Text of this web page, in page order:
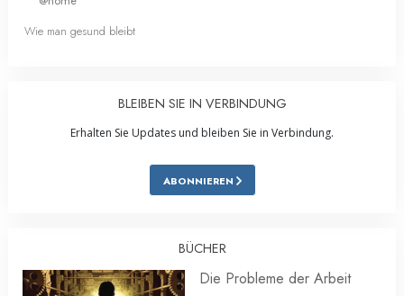
Wie man gesund bleibt
BLEIBEN SIE IN VERBINDUNG
Erhalten Sie Updates und bleiben Sie in Verbindung.
ABONNIEREN
BÜCHER
Die Probleme der Arbeit